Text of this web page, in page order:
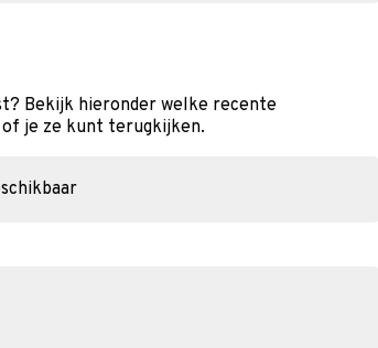
Bekijk hieronder welke recente
je ze kunt terugkijken.